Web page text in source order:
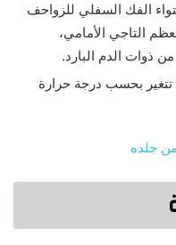
الفك السفلي للزواحف
التاجي الأمامي،
ذوات الدم البارد.
بحسب درجة حرارة
جلده